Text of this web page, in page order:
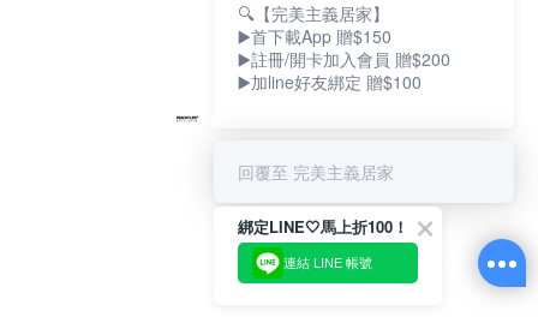
🔍【完美主義居家】
▶️首下載App 贈$150
▶️註冊/開卡加入會員 贈$200
▶️加line好友綁定 贈$100
回覆至 完美主義居家
綁定LINE🤍馬上折100！
連結 LINE 帳號